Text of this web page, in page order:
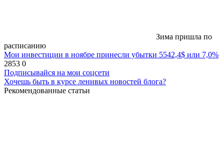
Зима пришла по
расписанию
Мои инвестиции в ноябре принесли убытки 5542,4$ или 7,0%
2853 0
Подписывайся на мои соцсети
Хочешь быть в курсе ленивых новостей блога?
Рекомендованные статьи